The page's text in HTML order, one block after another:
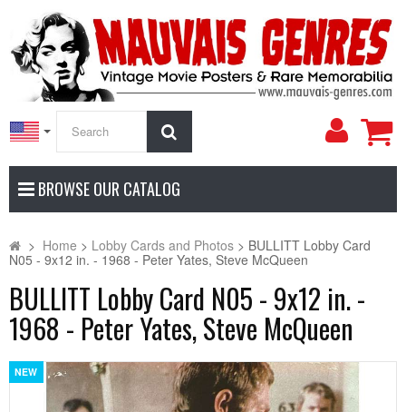
My
BROWSE OUR CATALOG
> Home > Lobby Cards and Photos > BULLITT Lobby Card
N05 - 9x12 in. - 1968 - Peter Yates, Steve McQueen
BULLITT Lobby Card N05 - 9x12 in. -
1968 - Peter Yates, Steve McQueen
NEW